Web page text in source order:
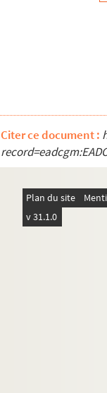
Théâtre Rive
Citer ce document :
Plan du site
v 31.1.0